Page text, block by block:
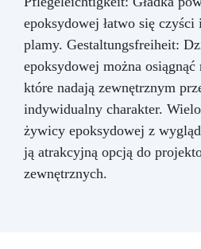
epoksydowej łatwo się czyści
plamy. Gestaltungsfreiheit:
epoksydowej można
które nadają zewnętrznym
indywidualny charakter.
żywicy epoksydowej z
ją atrakcyjną opcją do
zewnętrznych.